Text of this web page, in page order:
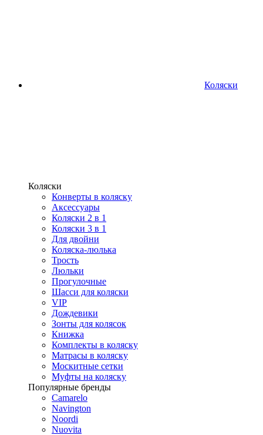
Коляски
Коляски
Конверты в коляску
Аксессуары
Коляски 2 в 1
Коляски 3 в 1
Для двойни
Коляска-люлька
Трость
Люльки
Прогулочные
Шасси для коляски
VIP
Дождевики
Зонты для колясок
Книжка
Комплекты в коляску
Матрасы в коляску
Москитные сетки
Муфты на коляску
Популярные бренды
Camarelo
Navington
Noordi
Nuovita